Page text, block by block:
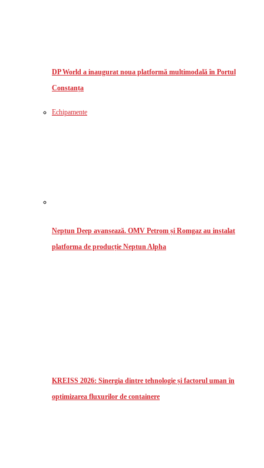
DP World a inaugurat noua platformă multimodală în Portul
Constanța
Echipamente
Neptun Deep avansează. OMV Petrom și Romgaz au instalat
platforma de producție Neptun Alpha
KREISS 2026: Sinergia dintre tehnologie și factorul uman în
optimizarea fluxurilor de containere